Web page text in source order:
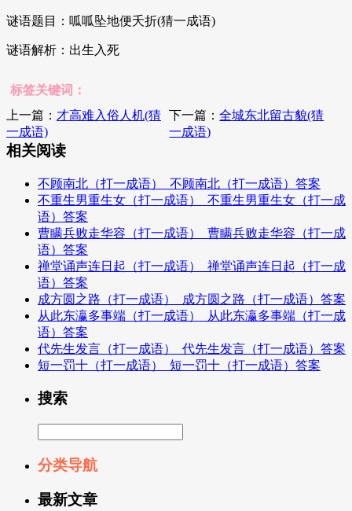
谜语题目：呱呱坠地便夭折(猜一成语)
谜语解析：出生入死
标签关键词：
上一篇： 才高难入俗人机(猜
一成语)
下一篇：全城东北留古貌(猜
一成语)
相关阅读
不顾南北（打一成语）_不顾南北（打一成语）答案
不重生男重生女（打一成语）_不重生男重生女（打一成
语）答案
曹瞒兵败走华容（打一成语）_曹瞒兵败走华容（打一成
语）答案
禅堂诵声连日起（打一成语）_禅堂诵声连日起（打一成
语）答案
成方圆之路（打一成语）_成方圆之路（打一成语）答案
从此东瀛多事端（打一成语）_从此东瀛多事端（打一成
语）答案
代先生发言（打一成语）_代先生发言（打一成语）答案
短一罚十（打一成语）_短一罚十（打一成语）答案
搜索
分类导航
最新文章